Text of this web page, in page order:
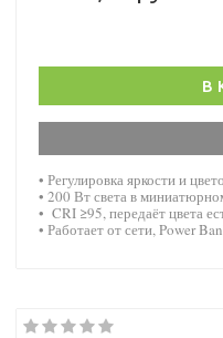
В
• Регулировка яркости и
• 200 Вт света в
• CRI ≥95, передаёт цвета
• Работает от сети, Power